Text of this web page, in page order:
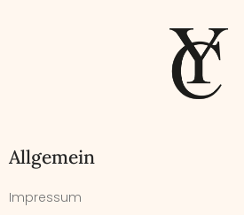
Allgemein
Impressum